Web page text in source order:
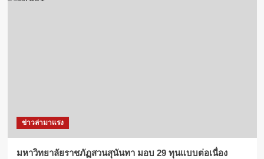
ข่าวล่ามาแรง
มหาวิทยาลัยราชภัฏสวนสุนันทา มอบ 29 ทุนแบบต่อเนื่อง